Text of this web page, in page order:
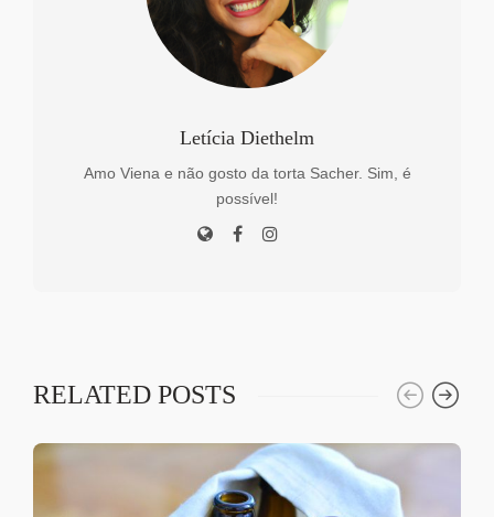
Letícia Diethelm
Amo Viena e não gosto da torta Sacher. Sim, é
possível!
RELATED POSTS